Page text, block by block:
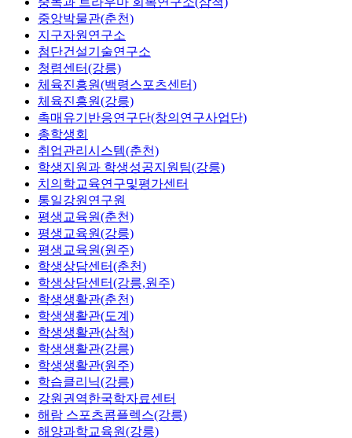
중앙박물관(춘천)
지구자원연구소
첨단건설기술연구소
청렴센터(강릉)
체육진흥원(백령스포츠센터)
체육진흥원(강릉)
촉매유기반응연구단(창의연구사업단)
총학생회
취업관리시스템(춘천)
학생지원과 학생성공지원팀(강릉)
치의학교육연구및평가센터
통일강원연구원
평생교육원(춘천)
평생교육원(강릉)
평생교육원(원주)
학생상담센터(춘천)
학생상담센터(강릉,원주)
학생생활관(춘천)
학생생활관(도계)
학생생활관(삼척)
학생생활관(강릉)
학생생활관(원주)
학습클리닉(강릉)
강원권역한국학자료센터
해람 스포츠콤플렉스(강릉)
해양과학교육원(강릉)